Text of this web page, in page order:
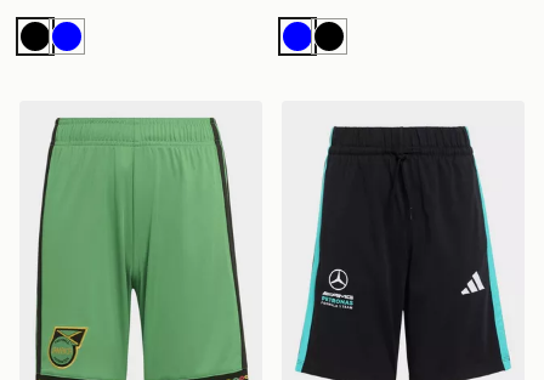
Nero
Blu BluNero
adidas Short Home bambini Giamaica 26 x Bob Marley